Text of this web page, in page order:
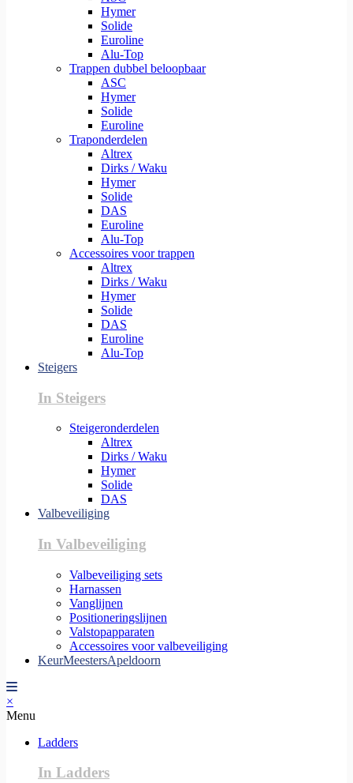
Hymer
Solide
Euroline
Alu-Top
Trappen dubbel beloopbaar
ASC
Hymer
Solide
Euroline
Traponderdelen
Altrex
Dirks / Waku
Hymer
Solide
DAS
Euroline
Alu-Top
Accessoires voor trappen
Altrex
Dirks / Waku
Hymer
Solide
DAS
Euroline
Alu-Top
Steigers
In Steigers
Steigeronderdelen
Altrex
Dirks / Waku
Hymer
Solide
DAS
Valbeveiliging
In Valbeveiliging
Valbeveiliging sets
Harnassen
Vanglijnen
Positioneringslijnen
Valstopapparaten
Accessoires voor valbeveiliging
KeurMeestersApeldoorn
×
Menu
Ladders
In Ladders